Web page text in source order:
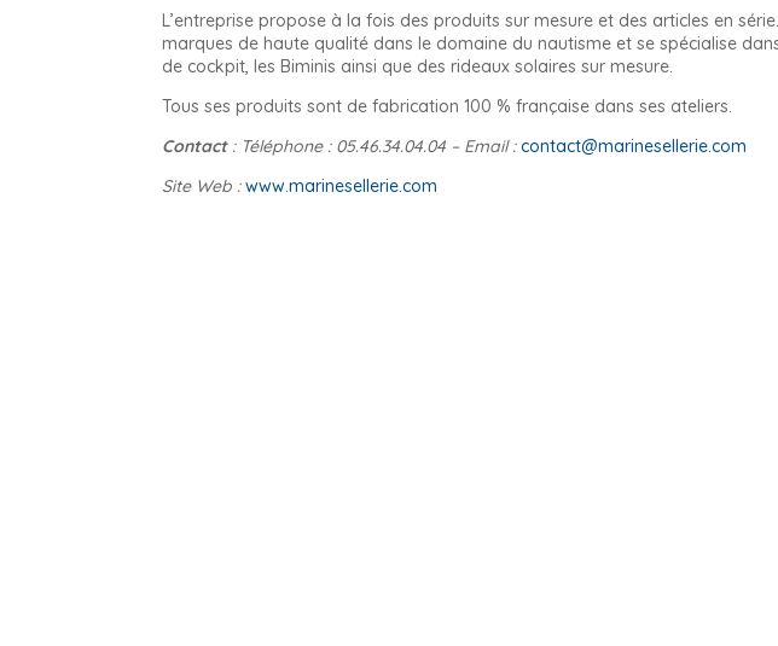
L’entreprise propose à la fois des produits sur mesure et des articles en
marques de haute qualité dans le domaine du nautisme et se spécialise
de cockpit, les Biminis ainsi que des rideaux solaires sur mesure.
Tous ses produits sont de fabrication 100 % française dans ses ateliers.
Contact : Téléphone : 05.46.34.04.04 – Email :contact@marinesellerie.com
Site Web :www.marinesellerie.com